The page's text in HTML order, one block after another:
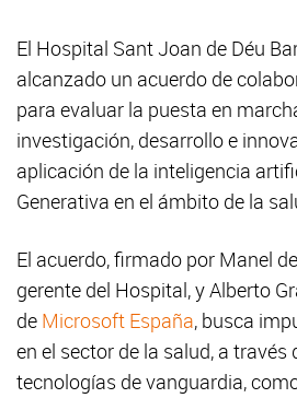
El Hospital Sant Joan de Déu
alcanzado un acuerdo de
para evaluar la puesta en
investigación, desarrollo e
aplicación de la inteligencia
Generativa en el ámbito de la
El acuerdo, firmado por Manel
gerente del Hospital, y Alberto
de Microsoft España, busca
en el sector de la salud, a través
tecnologías de vanguardia,